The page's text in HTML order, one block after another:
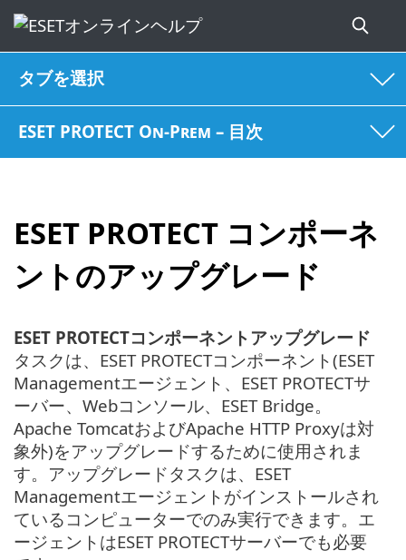
タブを選択
ESET PROTECT On-Prem – 目次
ESET PROTECT コンポーネ
ントのアップグレード
ESET PROTECTコンポーネントアップグレード
タスクは、ESET PROTECTコンポーネント(ESET
Managementエージェント、ESET PROTECTサ
ーバー、Webコンソール、ESET Bridge。
Apache TomcatおよびApache HTTP Proxyは対
象外)をアップグレードするために使用されま
す。アップグレードタスクは、ESET
Managementエージェントがインストールされ
ているコンピューターでのみ実行できます。エ
ージェントはESET PROTECTサーバーでも必要